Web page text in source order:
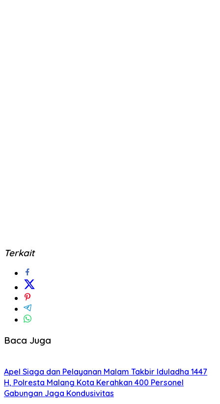
Terkait
Baca Juga
Apel Siaga dan Pelayanan Malam Takbir Iduladha 1447
H, Polresta Malang Kota Kerahkan 400 Personel
Gabungan Jaga Kondusivitas